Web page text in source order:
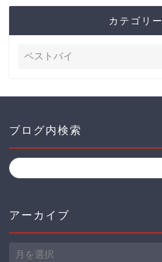
カテゴリー
ブログ内検索
アーカイブ
ア